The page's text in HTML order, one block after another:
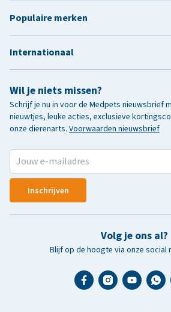
Wil je niets missen?
Schrijf je nu in voor de Medpets nieuwsbrief
nieuwtjes, leuke acties, exclusieve
onze dierenarts. Voorwaarden nieuwsbrief
Inschrijven
Volg je ons al?
Blijf op de hoogte via onze social
Populaire merken
Internationaal